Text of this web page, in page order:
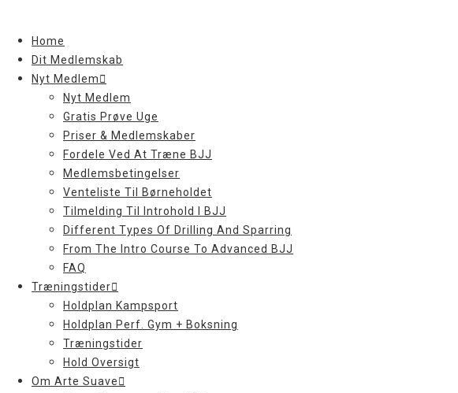
contentHome
Dit Medlemskab
Nyt Medlem
Nyt Medlem
Gratis Prøve Uge
Priser & Medlemskaber
Fordele Ved At Træne BJJ
Medlemsbetingelser
Venteliste Til Børneholdet
Tilmelding Til Introhold I BJJ
Different Types Of Drilling And Sparring
From The Intro Course To Advanced BJJ
FAQ
Træningstider
Holdplan Kampsport
Holdplan Perf. Gym + Boksning
Træningstider
Hold Oversigt
Om Arte Suave